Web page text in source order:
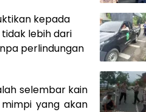
kepada
lebih dari
perlindungan
selembar kain
yang akan